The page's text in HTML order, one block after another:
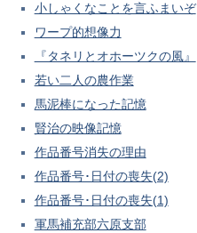
小しゃくなことを言ふまいぞ
ワープ的想像力
『タネリとオホーツクの風』
若い二人の農作業
馬泥棒になった記憶
賢治の映像記憶
作品番号消失の理由
作品番号･日付の喪失(2)
作品番号･日付の喪失(1)
軍馬補充部六原支部